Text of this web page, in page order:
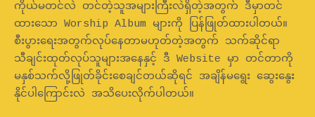
ကိုယ်မတင်လဲ တင်တဲ့သူအများကြီးလဲရှိတဲ့အတွက် ဒီမှာတင်
ထားသော Worship Album များကို ပြန်ဖြုတ်ထားပါတယ်။
စီးပွားရေးအတွက်လုပ်နေတာမဟုတ်တဲ့အတွက် သက်ဆိုင်ရာ
သီချင်းထုတ်လုပ်သူများအနေနှင့် ဒီ Website မှာ တင်တာကို
မနှစ်သက်လို့ဖြုတ်ခိုင်းစေချင်တယ်ဆိုရင် အချိန်မရွေး ဆွေးနွေး
နိုင်ပါကြောင်းလဲ အသိပေးလိုက်ပါတယ်။